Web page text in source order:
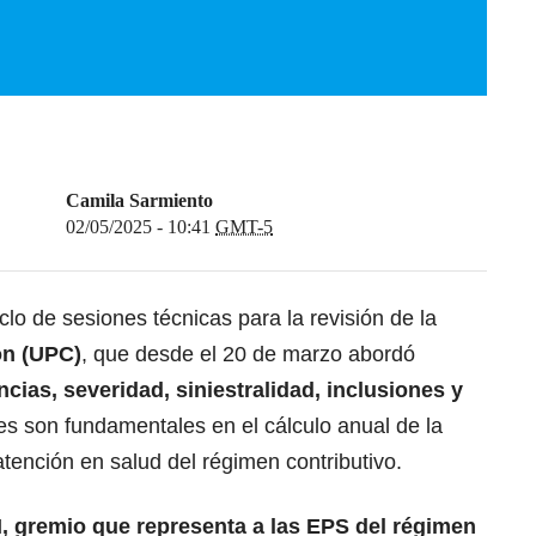
Camila Sarmiento
02/05/2025 - 10:41 GMT-5
de sesiones técnicas para la revisión de la
(UPC), que desde el 20 de marzo abordó
severidad, siniestralidad, inclusiones y
son fundamentales en el cálculo anual de la
en salud del régimen contributivo.
gremio que representa a las EPS del régimen